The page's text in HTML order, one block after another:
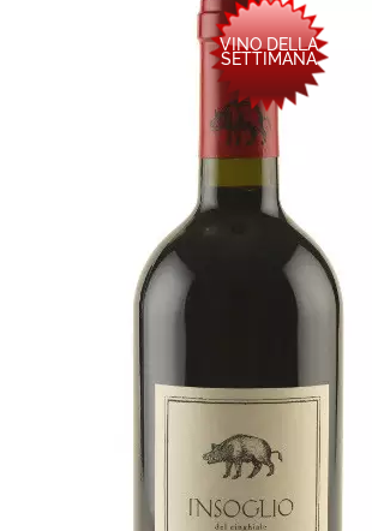
VINO DELLA
SETTIMANA